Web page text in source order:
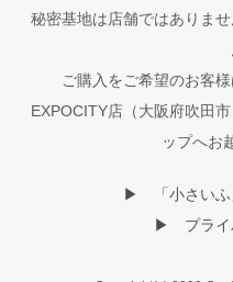
秘密基地は店舗ではありま
ご購入をご希望のお客
EXPOCITY店（大阪府吹田
ップへお
▶︎ 「小さいふ
▶︎ プライ